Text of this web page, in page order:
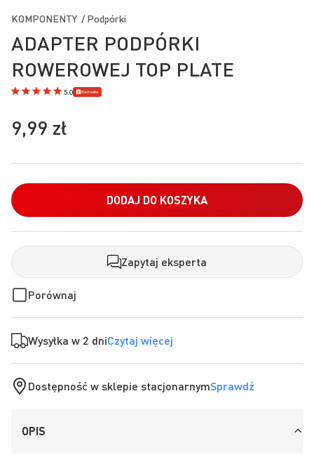
na
początek
galerii
ADAPTER PODPÓRKI
ROWEROWEJ TOP PLATE
5.0 Bestseller
KOMPONENTY / Podpórki
DODAJ DO KOSZYKA
Zapytaj eksperta
Porównaj
9,99 zł
Wysyłka w 2 dniCzytaj więcej
Dostępność w sklepie stacjonarnymSprawdź
OPIS